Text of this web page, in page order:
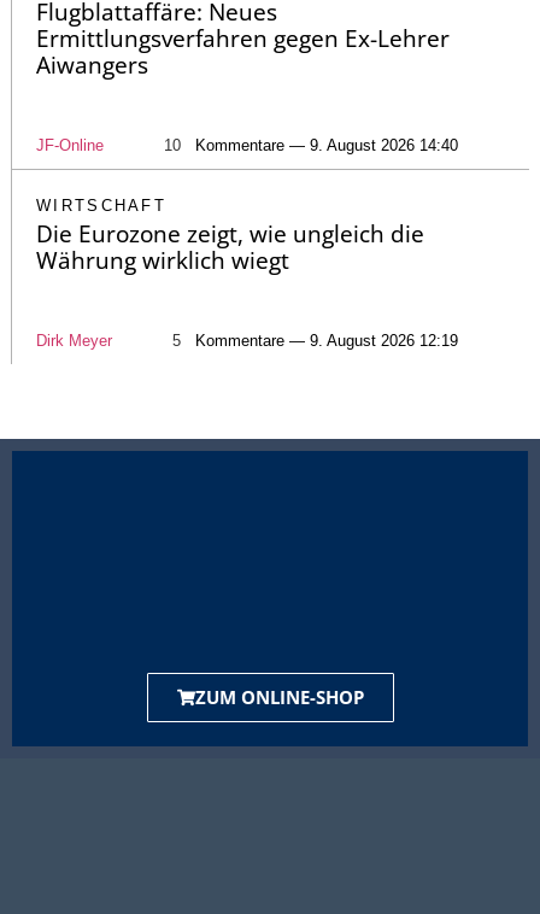
Flugblattaffäre: Neues
Ermittlungsverfahren gegen Ex-Lehrer
Aiwangers
JF-Online 10 Kommentare — 9. August 2026 14:40
WIRTSCHAFT
Die Eurozone zeigt, wie ungleich die
Währung wirklich wiegt
Dirk Meyer 5 Kommentare — 9. August 2026 12:19
ZUM ONLINE-SHOP